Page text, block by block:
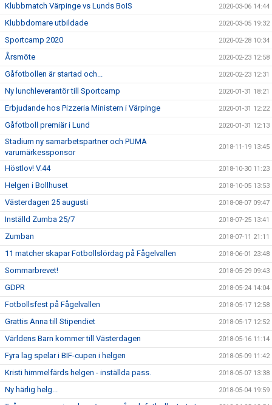
Klubbmatch Värpinge vs Lunds BoIS 2020-03-06 14:44
Klubbdomare utbildade 2020-03-05 19:32
Sportcamp 2020 2020-02-28 10:34
Årsmöte 2020-02-23 12:58
Gåfotbollen är startad och... 2020-02-23 12:31
Ny lunchleverantör till Sportcamp 2020-01-31 18:21
Erbjudande hos Pizzeria Ministern i Värpinge 2020-01-31 12:22
Gåfotboll premiär i Lund 2020-01-31 12:13
Stadium ny samarbetspartner och PUMA
varumärkessponsor
2018-11-19 13:45
Höstlov! V.44 2018-10-30 11:23
Helgen i Bollhuset 2018-10-05 13:53
Västerdagen 25 augusti 2018-08-07 09:47
Inställd Zumba 25/7 2018-07-25 13:41
Zumban 2018-07-11 21:11
11 matcher skapar Fotbollslördag på Fågelvallen 2018-06-01 23:48
Sommarbrevet! 2018-05-29 09:43
GDPR 2018-05-24 14:04
Fotbollsfest på Fågelvallen 2018-05-17 12:58
Grattis Anna till Stipendiet 2018-05-17 12:52
Världens Barn kommer till Västerdagen 2018-05-16 11:14
Fyra lag spelar i BIF-cupen i helgen 2018-05-09 11:42
Kristi himmelfärds helgen - inställda pass. 2018-05-07 13:38
Ny härlig helg... 2018-05-04 19:59